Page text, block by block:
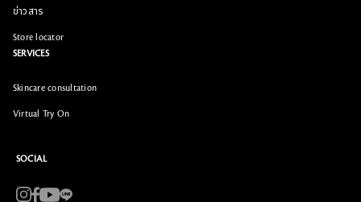
ข่าวสาร
Store locator
SERVICES
Skincare consultation
Virtual Try On
SOCIAL